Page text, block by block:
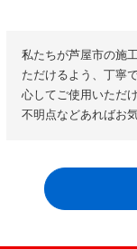
私たちが芦屋市の施
ただけるよう、丁寧
心してご使用いただ
不明点などあればお